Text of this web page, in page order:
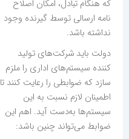
که هنگام تبادل، امکان اصلاح
نامه ارسالی توسط گیرنده وجود
نداشته باشد.
دولت باید شرکت‌های تولید
کننده سیستم‌های اداری را ملزم
سازد که ضوابطی را رعایت کنند تا
اطمینان لازم نسبت به این
سیستم‌ها به‌دست آید. اهم این
ضوابط می‌تواند چنین باشد: